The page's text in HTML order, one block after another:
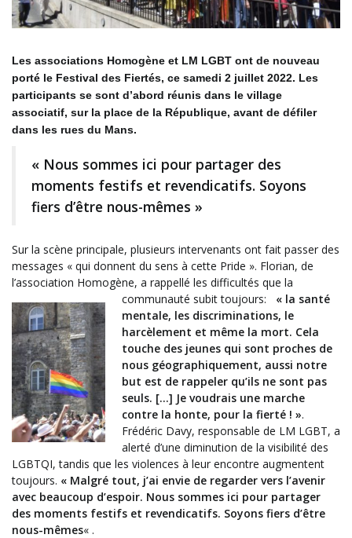
Les associations Homogène et LM LGBT ont de nouveau
porté le Festival des Fiertés, ce samedi 2 juillet 2022. Les
participants se sont d’abord réunis dans le village
associatif, sur la place de la République, avant de défiler
dans les rues du Mans.
« Nous sommes ici pour partager des
moments festifs et revendicatifs. Soyons
fiers d’être nous-mêmes »
Sur la scène principale, plusieurs intervenants ont fait passer des
messages « qui donnent du sens à cette Pride ». Florian, de
l’association Homogène, a rappellé les difficultés que la
communauté subit toujours:
« la santé
mentale, les discriminations, le
harcèlement et même la mort. Cela
touche des jeunes qui sont proches de
nous géographiquement, aussi notre
but est de rappeler qu’ils ne sont pas
seuls. […] Je voudrais une marche
contre la honte, pour la fierté ! ».
Frédéric Davy, responsable de LM LGBT, a
alerté d’une diminution de la visibilité des
LGBTQI, tandis que les violences à leur encontre augmentent
toujours. « Malgré tout, j’ai envie de regarder vers l’avenir
avec beaucoup d’espoir. Nous sommes ici pour partager
des moments festifs et revendicatifs. Soyons fiers d’être
nous-mêmes« .